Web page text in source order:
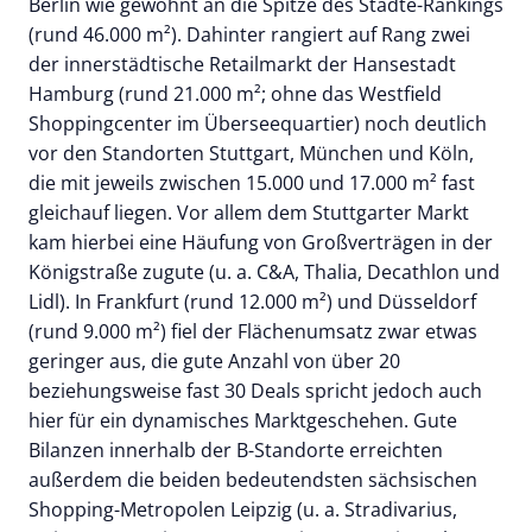
(rund 46.000 m²). Dahinter rangiert auf Rang zwei
der innerstädtische Retailmarkt der Hansestadt
Hamburg (rund 21.000 m²; ohne das Westfield
Shoppingcenter im Überseequartier) noch deutlich
vor den Standorten Stuttgart, München und Köln,
die mit jeweils zwischen 15.000 und 17.000 m² fast
gleichauf liegen. Vor allem dem Stuttgarter Markt
kam hierbei eine Häufung von Großverträgen in der
Königstraße zugute (u. a. C&A, Thalia, Decathlon und
Lidl). In Frankfurt (rund 12.000 m²) und Düsseldorf
(rund 9.000 m²) fiel der Flächenumsatz zwar etwas
geringer aus, die gute Anzahl von über 20
beziehungsweise fast 30 Deals spricht jedoch auch
hier für ein dynamisches Marktgeschehen. Gute
Bilanzen innerhalb der B-Standorte erreichten
außerdem die beiden bedeutendsten sächsischen
Shopping-Metropolen Leipzig (u. a. Stradivarius,